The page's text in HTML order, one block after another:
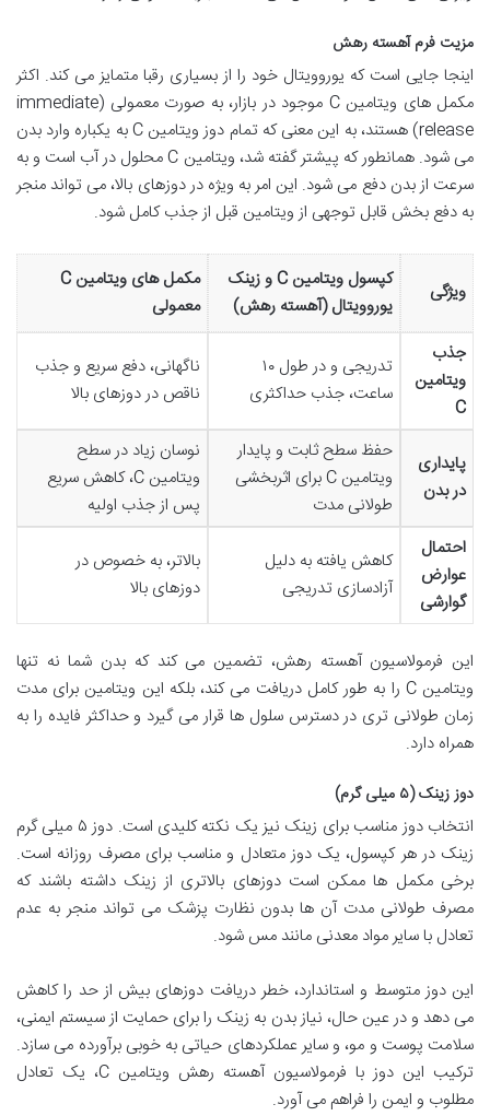
مزیت فرم آهسته رهش
اینجا جایی است که یوروویتال خود را از بسیاری رقبا متمایز می کند. اکثر
مکمل های ویتامین C موجود در بازار، به صورت معمولی (immediate
release) هستند، به این معنی که تمام دوز ویتامین C به یکباره وارد بدن
می شود. همانطور که پیشتر گفته شد، ویتامین C محلول در آب است و به
سرعت از بدن دفع می شود. این امر به ویژه در دوزهای بالا، می تواند منجر
به دفع بخش قابل توجهی از ویتامین قبل از جذب کامل شود.
ویژگی
کپسول ویتامین C و زینک
یوروویتال (آهسته رهش)
مکمل های ویتامین C
معمولی
جذب
ویتامین
C
تدریجی و در طول ۱۰
ساعت، جذب حداکثری
ناگهانی، دفع سریع و جذب
ناقص در دوزهای بالا
پایداری
در بدن
حفظ سطح ثابت و پایدار
ویتامین C برای اثربخشی
طولانی مدت
نوسان زیاد در سطح
ویتامین C، کاهش سریع
پس از جذب اولیه
احتمال
عوارض
گوارشی
کاهش یافته به دلیل
آزادسازی تدریجی
بالاتر، به خصوص در
دوزهای بالا
این فرمولاسیون آهسته رهش، تضمین می کند که بدن شما نه تنها
ویتامین C را به طور کامل دریافت می کند، بلکه این ویتامین برای مدت
زمان طولانی تری در دسترس سلول ها قرار می گیرد و حداکثر فایده را به
همراه دارد.
دوز زینک (۵ میلی گرم)
انتخاب دوز مناسب برای زینک نیز یک نکته کلیدی است. دوز ۵ میلی گرم
زینک در هر کپسول، یک دوز متعادل و مناسب برای مصرف روزانه است.
برخی مکمل ها ممکن است دوزهای بالاتری از زینک داشته باشند که
مصرف طولانی مدت آن ها بدون نظارت پزشک می تواند منجر به عدم
تعادل با سایر مواد معدنی مانند مس شود.
این دوز متوسط و استاندارد، خطر دریافت دوزهای بیش از حد را کاهش
می دهد و در عین حال، نیاز بدن به زینک را برای حمایت از سیستم ایمنی،
سلامت پوست و مو، و سایر عملکردهای حیاتی به خوبی برآورده می سازد.
ترکیب این دوز با فرمولاسیون آهسته رهش ویتامین C، یک تعادل
مطلوب و ایمن را فراهم می آورد.